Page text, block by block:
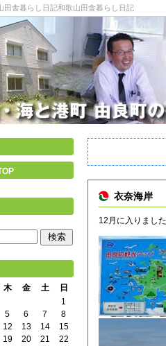
田舎暮らし日記和歌山田舎暮らし日記
衣奈海岸
12月に入りまし
木 金 土
日
1
5 6 7
8
12 13 14
15
19 20 21
22